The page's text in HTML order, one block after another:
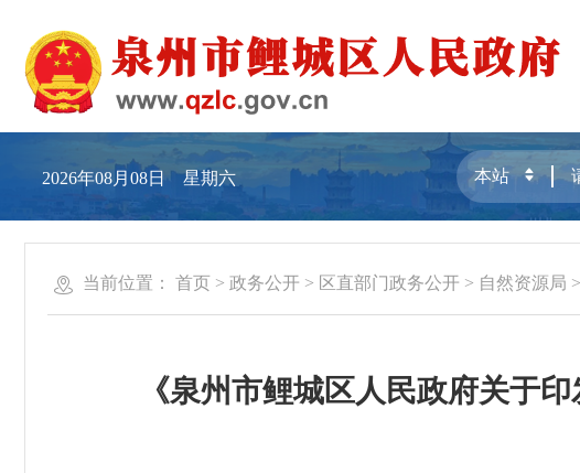
2026年08月08日 星期六
当前位置： 首页 > 政务公开 > 区直部门政务公开 > 自然资源局 >
《泉州市鲤城区人民政府关于